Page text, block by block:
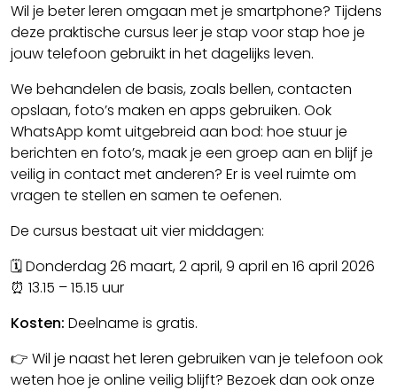
Wil je beter leren omgaan met je smartphone? Tijdens
deze praktische cursus leer je stap voor stap hoe je
jouw telefoon gebruikt in het dagelijks leven.
We behandelen de basis, zoals bellen, contacten
opslaan, foto’s maken en apps gebruiken. Ook
WhatsApp komt uitgebreid aan bod: hoe stuur je
berichten en foto’s, maak je een groep aan en blijf je
veilig in contact met anderen? Er is veel ruimte om
vragen te stellen en samen te oefenen.
De cursus bestaat uit vier middagen:
🗓 Donderdag 26 maart, 2 april, 9 april en 16 april 2026
⏰ 13.15 – 15.15 uur
Kosten: Deelname is gratis.
👉 Wil je naast het leren gebruiken van je telefoon ook
weten hoe je online veilig blijft? Bezoek dan ook onze